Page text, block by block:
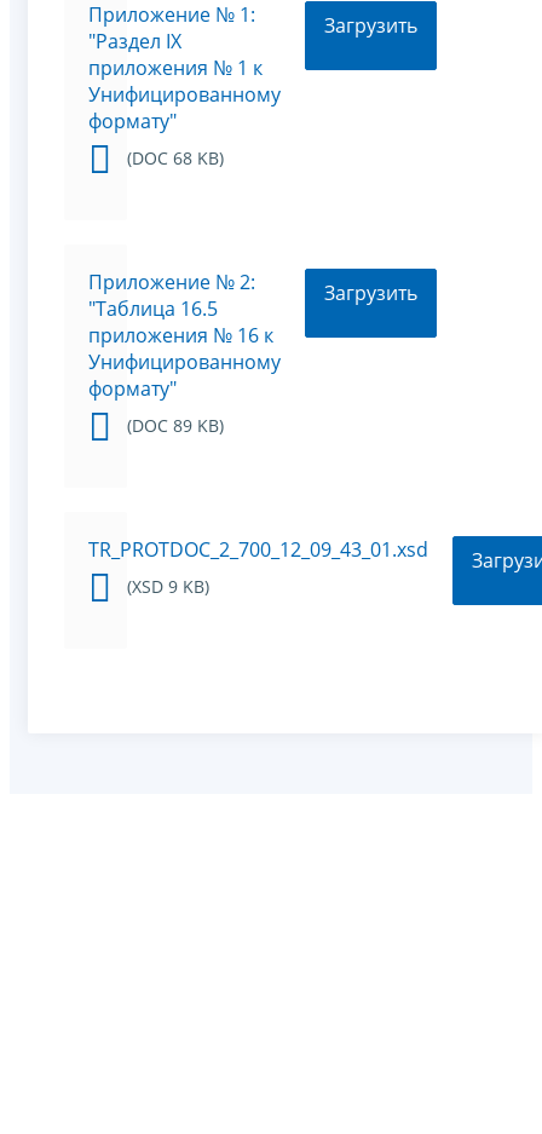
Приложение № 1:
"Раздел IX
приложения № 1 к
Унифицированному
формату"
(DOC 68 KB)
Загрузить
Приложение № 2:
"Таблица 16.5
приложения № 16 к
Унифицированному
формату"
(DOC 89 KB)
Загрузить
TR_PROTDOC_2_700_12_09_43_01.xsd
(XSD 9 KB)